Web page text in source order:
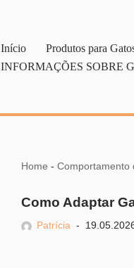
Início Produtos para
INFORMAÇÕES SOBRE
Home - Comportamento
Como Adaptar
Patrícia